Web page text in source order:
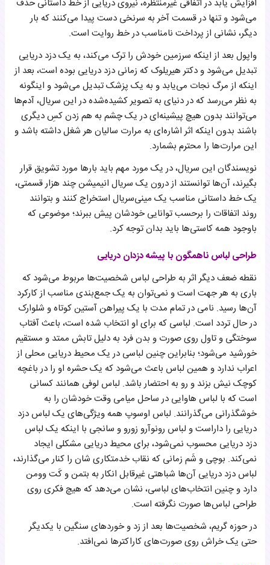
افزایش یابد در اتفاقی غیرمنتظره، نیروی دریایی از خط داستانی حذف
می‌شود و تنها در قسمت آخر به سرنخی دست پیدا می‌کنند که بار
دیگر، نشانی از پرداخت نامناسب در خط روایت است.
واپول بعد از اینکه سرزمین خودش را ترک می‌کند، به یک دزد دریایی
تبدیل می‌شود و دکتر هیریلوک که زمانی دزد دریایی بوده است، بعد از
اینکه از مرگ نجات می‌یابد و به یک پزشک تبدیل می‌شود و اینگونه
به نظر می‌رسد که در دنیای به تصویر کشیده‌شده در این سریال، آدم‌ها
می‌توانند بدون هیچ پیشینه‌ای در یک چشم به هم زدن کسِ دیگری
باشند بدون اینکه اثر اشاره‌ای به مرارت سالیان هر شغل داشته باشد و
این مرارت‌ها را محترم بشمارد.
نویسندگان این سریال، در یک مورد مهم باید بارها مورد تشویق قرار
بگیرند، آن‌ها توانستند از درون یک سریال انیمیشن چند هزار قسمتی،
یک خط داستانی مناسب یک مینی‌سریال استخراج کنند و بتوانند
روند اتفاقات را برحسب توانایی خودشان پیش ببرند؛ موضوعی که
باوجود همه کاستی‌ها باید بدان توجه کرد.
طراحی لباس ناهمگون با پیشه دزدان دریایی
نقطه ضعف دیگر اثر به طراحی لباس شخصیت‌ها مربوط می‌شود که
باری به هر جهت است و نمی‌توان به یک جمع‌بندی مناسب از کارکرد
آن‌ها رسید. نامی در تمام مدت با یک پیراهن آستین کوتاه و شلوارک
در حال تردد است. لباسی که برای او انتخاب شده است، باعث آفتاب
سوختگی و تاول روی صورت و بدن فرد به دلیل تابش ممتد و مستقیم
خورشید می‌شود؛ بنابراین چنین لباسی در یک محیط دریایی محلی از
اعراب ندارد و همین لباس باعث می‌شود که یک حشره او را در باغچه
کوچک نیش بزند و رو به احتضار باشد. لباس لوفی همانند کسانی
است که با لباس هاوایی در ساحل میامی وقت خودشان را به
خوشگذرانی می‌گذرانند. لباس اوسوپ همه ویژگی‌های یک لباس دزد
دریایی را داراست و لباس رونوآرو زورو و سانجی با اینکه یک لباس
دزد دریایی محسوب نمی‌شود، برای محیط دریایی مشکلی ایجاد
نمی‌کند. بوچی و شَم زمانی که نقاب خدمتکاری شان را کنار می‌گذارند،
لباس دزد دریایی آن‌ها شباهتی غیرقابل انکار به بتمن و کَت وومن
دارد و چنین انتخاب‌های لباسی، نشان می‌دهد که هیچ فکری روی
طراحی لباس‌ها صورت نگرفته است.
در حوزه گریم، شخصیت‌ها بعد از زد و خوردهای سنگین با یکدیگر
حتی یک خراش روی صورت‌های کاراکترها نمی‌افتد.